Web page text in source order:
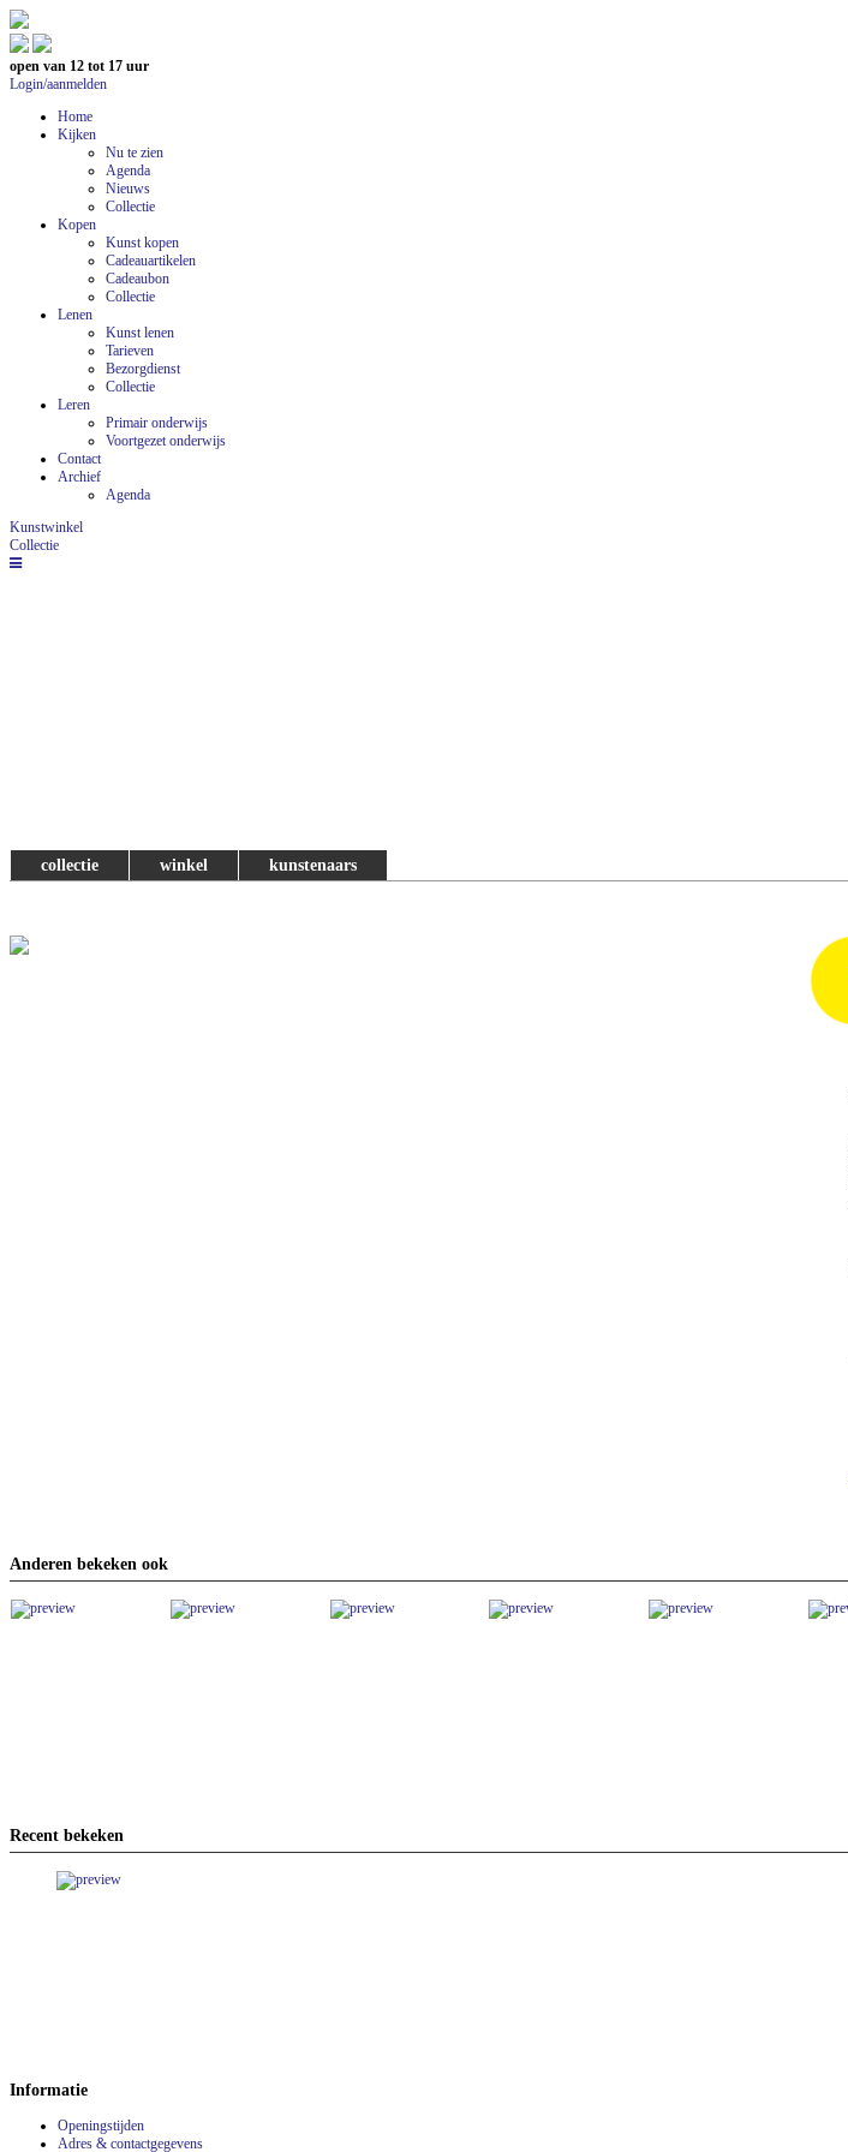
open van 12 tot 17 uur
Login/aanmelden
Home
Kijken
Nu te zien
Agenda
Nieuws
Collectie
Kopen
Kunst kopen
Cadeauartikelen
Cadeaubon
Collectie
Lenen
Kunst lenen
Tarieven
Bezorgdienst
Collectie
Leren
Primair onderwijs
Voortgezet onderwijs
Contact
Archief
Agenda
Kunstwinkel
Collectie
collectie winkel kunstenaars
Anderen bekeken ook
Recent bekeken
Informatie
Openingstijden
Adres & contactgegevens